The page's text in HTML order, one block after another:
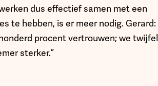
dus effectief samen met een
te hebben, is er meer nodig. Gerard:
procent vertrouwen; we
sterker.”